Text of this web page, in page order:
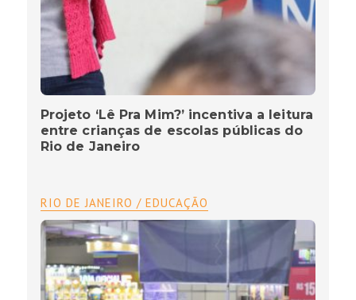
Projeto ‘Lê Pra Mim?’ incentiva a leitura
entre crianças de escolas públicas do
Rio de Janeiro
RIO DE JANEIRO / EDUCAÇÃO